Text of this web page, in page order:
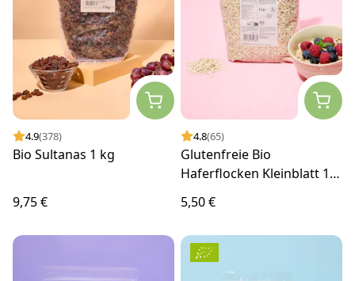
4.9(378)
Bio Sultanas 1 kg
9,75 €
4.8(65)
Glutenfreie Bio
Haferflocken Kleinblatt 1
5,50 €